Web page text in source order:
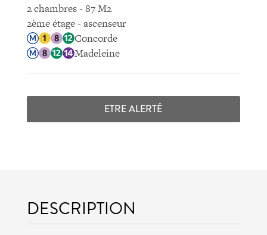
2 chambres - 87 M2
2ème étage - ascenseur
Concorde
Madeleine
ETRE ALERTÉ
DESCRIPTION